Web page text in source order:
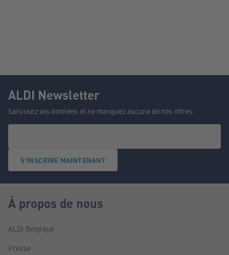
ALDI Newsletter
Saisissez vos données et ne manquez aucune de nos offres.
S'INSCRIRE MAINTENANT
À propos de nous
ALDI Belgique
Presse